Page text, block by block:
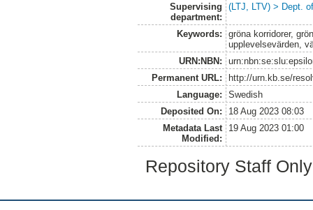
Supervising
department:
(LTJ, LTV) > Dept.
Keywords:
gröna korridorer,
upplevelsevärden,
URN:NBN:
Permanent URL:
http://urn.kb.se/
Language:
Swedish
Deposited On:
18 Aug 2023 08:03
Metadata Last
Modified:
19 Aug 2023 01:00
Repository Staff